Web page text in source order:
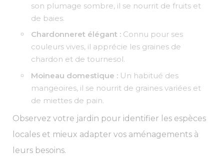
son plumage sombre, il se nourrit de fruits et
de baies.
Chardonneret élégant : Connu pour ses
couleurs vives, il apprécie les graines de
chardon et de tournesol.
Moineau domestique : Un habitué des
mangeoires, il se nourrit de graines variées et
de miettes de pain.
Observez votre jardin pour identifier les espèces
locales et mieux adapter vos aménagements à
leurs besoins.